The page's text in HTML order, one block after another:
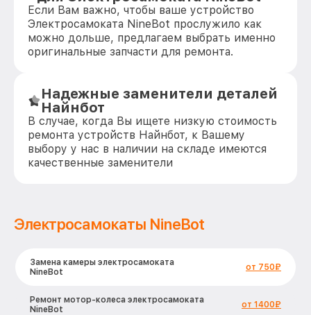
Если Вам важно, чтобы ваше устройство
Электросамоката NineBot прослужило как
можно дольше, предлагаем выбрать именно
оригинальные запчасти для ремонта.
Надежные заменители деталей
Найнбот
В случае, когда Вы ищете низкую стоимость
ремонта устройств Найнбот, к Вашему
выбору у нас в наличии на складе имеются
качественные заменители
Электросамокаты NineBot
Замена камеры электросамоката
NineBot
от 750₽
Ремонт мотор-колеса электросамоката
NineBot
от 1400₽